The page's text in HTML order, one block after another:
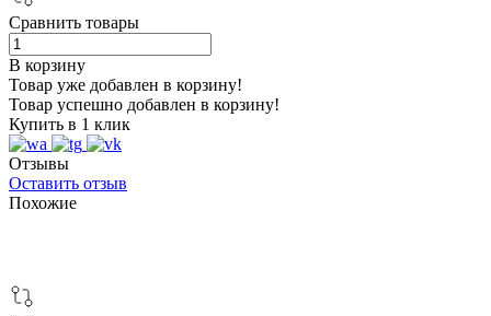
Сравнить товары
В корзину
Товар уже добавлен в корзину!
Товар успешно добавлен в корзину!
Купить в 1 клик
Отзывы
Оставить отзыв
Похожие